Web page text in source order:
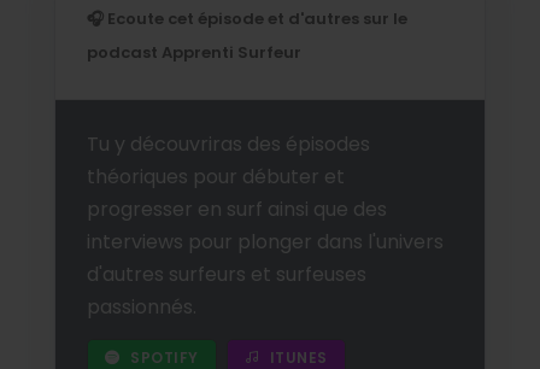
🎧 Ecoute cet épisode et d'autres sur le
podcast Apprenti Surfeur
Tu y découvriras des épisodes
théoriques pour débuter et
progresser en surf ainsi que des
interviews pour plonger dans l'univers
d'autres surfeurs et surfeuses
passionnés.
SPOTIFY ITUNES